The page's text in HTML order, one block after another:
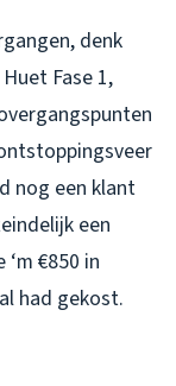
denk
Fase 1,
nog een klant
een
€850 in
had gekost.